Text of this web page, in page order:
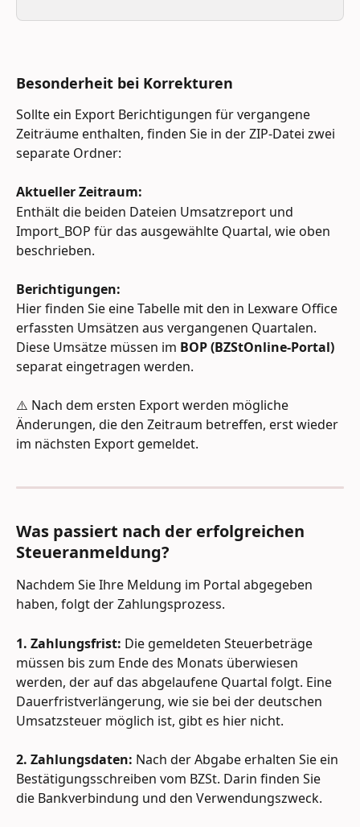
Besonderheit bei Korrekturen
Sollte ein Export Berichtigungen für vergangene
Zeiträume enthalten, finden Sie in der ZIP-Datei zwei
separate Ordner:
Aktueller Zeitraum:
Enthält die beiden Dateien Umsatzreport und
Import_BOP für das ausgewählte Quartal, wie oben
beschrieben.
Berichtigungen:
Hier finden Sie eine Tabelle mit den in Lexware Office
erfassten Umsätzen aus vergangenen Quartalen.
Diese Umsätze müssen im BOP (BZStOnline-Portal)
separat eingetragen werden.
⚠️ Nach dem ersten Export werden mögliche
Änderungen, die den Zeitraum betreffen, erst wieder
im nächsten Export gemeldet.
Was passiert nach der erfolgreichen
Steueranmeldung?
Nachdem Sie Ihre Meldung im Portal abgegeben
haben, folgt der Zahlungsprozess.
1. Zahlungsfrist: Die gemeldeten Steuerbeträge
müssen bis zum Ende des Monats überwiesen
werden, der auf das abgelaufene Quartal folgt. Eine
Dauerfristverlängerung, wie sie bei der deutschen
Umsatzsteuer möglich ist, gibt es hier nicht.
2. Zahlungsdaten: Nach der Abgabe erhalten Sie ein
Bestätigungsschreiben vom BZSt. Darin finden Sie
die Bankverbindung und den Verwendungszweck.